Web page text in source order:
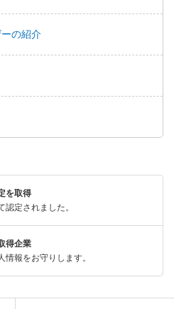
の紹介
を取得
定されました。
得企業
情報をお守りします。